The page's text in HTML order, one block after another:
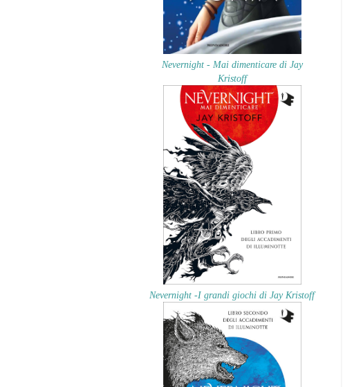
Nevernight - Mai dimenticare di Jay
Kristoff
Nevernight -I grandi giochi di Jay Kristoff